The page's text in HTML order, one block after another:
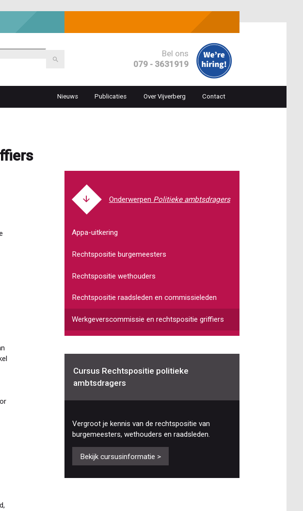
Bel ons
079 - 3631919
Top
navigation
Nieuws Publicaties Over Vijverberg Contact
Politieke ambtsdragers
Appa-uitkering
Rechtspositie burgemeesters
Rechtspositie wethouders
Rechtspositie raadsleden en commissieleden
Werkgeverscommissie en rechtspositie griffiers
Cursus Rechtspositie politieke
ambtsdragers
Vergroot je kennis van de rechtspositie van
burgemeesters, wethouders en raadsleden.
Bekijk cursusinformatie >